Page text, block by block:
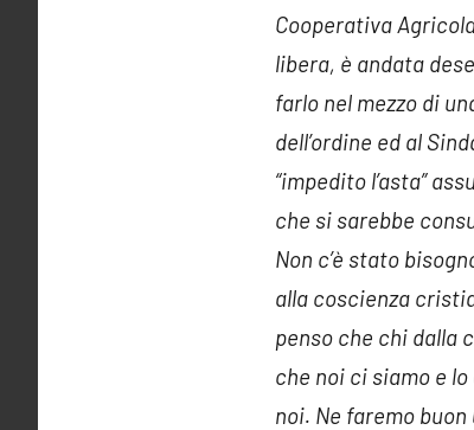
Cooperativa
libera, è andata
farlo nel mezzo di
dell’ordine ed al
“impedito l’asta”
che si sarebbe
Non c’è stato
alla coscienza
penso che chi dalla
che noi ci siamo e
noi. Ne faremo buon